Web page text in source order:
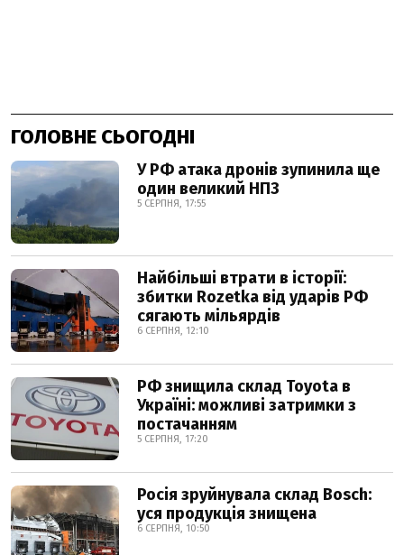
ГОЛОВНЕ СЬОГОДНІ
У РФ атака дронів зупинила ще
один великий НПЗ
5 СЕРПНЯ, 17:55
Найбільші втрати в історії:
збитки Rozetka від ударів РФ
сягають мільярдів
6 СЕРПНЯ, 12:10
РФ знищила склад Toyota в
Україні: можливі затримки з
постачанням
5 СЕРПНЯ, 17:20
Росія зруйнувала склад Bosch:
уся продукція знищена
6 СЕРПНЯ, 10:50